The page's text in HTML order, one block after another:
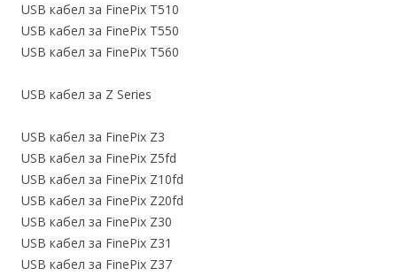
USB кабел за FinePix T510
USB кабел за FinePix T550
USB кабел за FinePix T560
USB кабел за Z Series
USB кабел за FinePix Z3
USB кабел за FinePix Z5fd
USB кабел за FinePix Z10fd
USB кабел за FinePix Z20fd
USB кабел за FinePix Z30
USB кабел за FinePix Z31
USB кабел за FinePix Z37